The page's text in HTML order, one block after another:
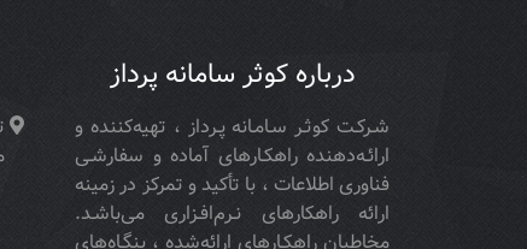
درباره کوثر سامانه پرداز
شـركـت كوثـر سـامـانه پـرداز ، تهیه‌كننده و
ارائـه‌دهنده راهكـارهای آماده و سفارشـی
فناوری اطلاعات ، با تأكید و تمركز در زمینه
ارائه راهکارهای نـرم‌افـزاری می‌باشـد.
مخاطبان راهكـارهای ارائه‌شده ، بنگـاه‌های